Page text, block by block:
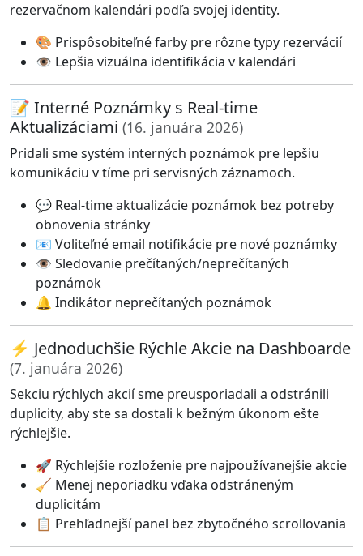
rezervačnom kalendári podľa svojej identity.
🎨 Prispôsobiteľné farby pre rôzne typy rezervácií
👁️ Lepšia vizuálna identifikácia v kalendári
📝 Interné Poznámky s Real-time
Aktualizáciami (16. januára 2026)
Pridali sme systém interných poznámok pre lepšiu
komunikáciu v tíme pri servisných záznamoch.
💬 Real-time aktualizácie poznámok bez potreby
obnovenia stránky
📧 Voliteľné email notifikácie pre nové poznámky
👁️ Sledovanie prečítaných/neprečítaných
poznámok
🔔 Indikátor neprečítaných poznámok
⚡ Jednoduchšie Rýchle Akcie na Dashboarde
(7. januára 2026)
Sekciu rýchlych akcií sme preusporiadali a odstránili
duplicity, aby ste sa dostali k bežným úkonom ešte
rýchlejšie.
🚀 Rýchlejšie rozloženie pre najpoužívanejšie akcie
🧹 Menej neporiadku vďaka odstráneným
duplicitám
📋 Prehľadnejší panel bez zbytočného scrollovania